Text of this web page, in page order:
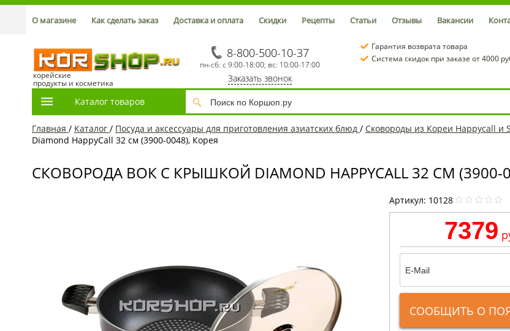
О магазине Как сделать заказ Доставка и оплата Скидки Рецепты Статьи Отзывы Вакансии
корейские
продукты и косметика
8-800-500-10-37
пн-сб: с 9:00-18:00; вс: 10:00-17:00
Заказать звонок
Гарантия возврата товара
Система скидок при заказе от 4000
Каталог товаров
Главная / Каталог / Посуда и аксессуары для приготовления азиатских блюд / Сковороды из Кореи Happycall и
Diamond HappyCall 32 см (3900-0048), Корея
СКОВОРОДА ВОК С КРЫШКОЙ DIAMOND HAPPYCALL 32 СМ (3900-
Артикул: 10128
7379
СООБЩИТЬ О